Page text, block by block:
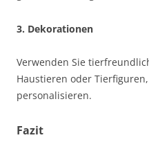
3. Dekorationen
Verwenden Sie
Haustieren oder
personalisieren.
Fazit